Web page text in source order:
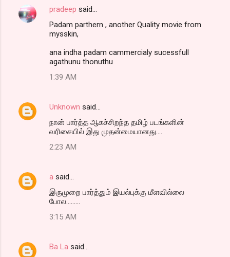
pradeep said…
Padam parthern , another Quality movie from
mysskin,
ana indha padam cammercialy sucessfull
agathunu thonuthu
1:39 AM
Unknown said…
நான் பார்த்த ஆகச்சிறந்த தமிழ் படங்களின்
வரிசையில் இது முதன்மையானது....
2:23 AM
a said…
இருமுறை பார்த்தும் இயல்புக்கு மீளவில்லை
போல.........
3:15 AM
Ba La said…